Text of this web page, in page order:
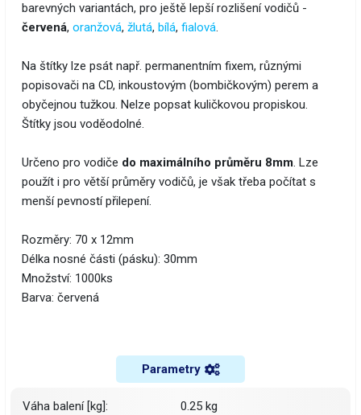
barevných variantách, pro ještě lepší rozlišení vodičů -
červená, oranžová, žlutá, bílá, fialová.
Na štítky lze psát např. permanentním fixem, různými
popisovači na CD, inkoustovým (bombičkovým) perem a
obyčejnou tužkou. Nelze popsat kuličkovou propiskou.
Štítky jsou voděodolné.
Určeno pro vodiče do maximálního průměru 8mm. Lze
použít i pro větší průměry vodičů, je však třeba počítat s
menší pevností přilepení.
Rozměry: 70 x 12mm
Délka nosné části (pásku): 30mm
Množství: 1000ks
Barva: červená
Parametry
Váha balení [kg]: 0.25 kg